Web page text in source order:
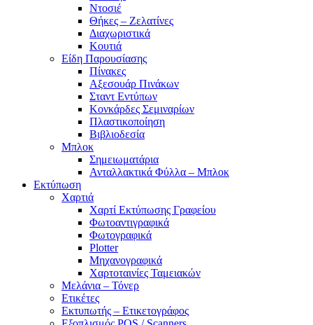
Ντοσιέ
Θήκες – Ζελατίνες
Διαχωριστικά
Κουτιά
Είδη Παρουσίασης
Πίνακες
Αξεσουάρ Πινάκων
Σταντ Εντύπων
Κονκάρδες Σεμιναρίων
Πλαστικοποίηση
Βιβλιοδεσία
Μπλοκ
Σημειωματάρια
Ανταλλακτικά Φύλλα – Μπλοκ
Εκτύπωση
Χαρτιά
Χαρτί Εκτύπωσης Γραφείου
Φωτοαντιγραφικά
Φωτογραφικά
Plotter
Μηχανογραφικά
Χαρτοταινίες Ταμειακών
Μελάνια – Τόνερ
Ετικέτες
Εκτυπωτής – Ετικετογράφος